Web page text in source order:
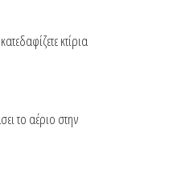
κτίρια
το αέριο στην